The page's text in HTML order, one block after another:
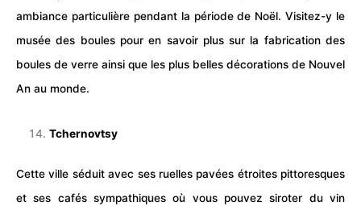
ambiance particulière pendant la période de Noël. Visitez-y le
musée des boules pour en savoir plus sur la fabrication des
boules de verre ainsi que les plus belles décorations de Nouvel
An au monde.
Tchernovtsy
Cette ville séduit avec ses ruelles pavées étroites pittoresques
et ses cafés sympathiques où vous pouvez siroter du vin